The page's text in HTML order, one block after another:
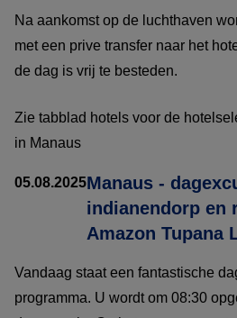
Na aankomst op de luchthaven
met een prive transfer naar het
de dag is vrij te besteden.
Zie tabblad hotels voor de
in Manaus
05.08.2025Manaus -
indianendorp en
Amazon Tupana
Vandaag staat een fantastische
programma. U wordt om 08:30